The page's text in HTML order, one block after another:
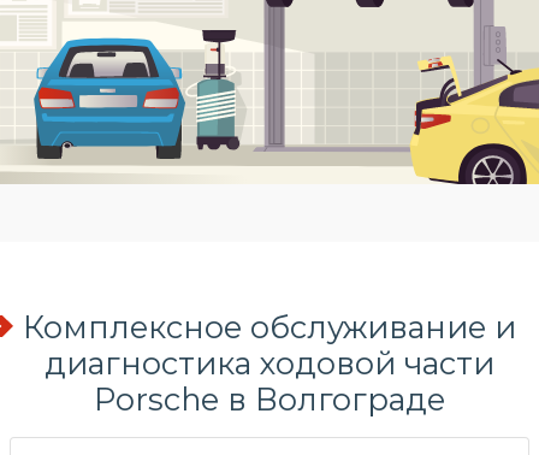
Комплексное обслуживание и
диагностика ходовой части
Porsche в Волгограде